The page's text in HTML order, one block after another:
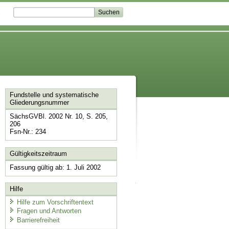
Fundstelle und systematische
Gliederungsnummer
SächsGVBl. 2002 Nr. 10, S. 205,
206
Fsn-Nr.: 234
Gültigkeitszeitraum
Fassung gültig ab: 1. Juli 2002
Hilfe
Hilfe zum Vorschriftentext
Fragen und Antworten
Barrierefreiheit